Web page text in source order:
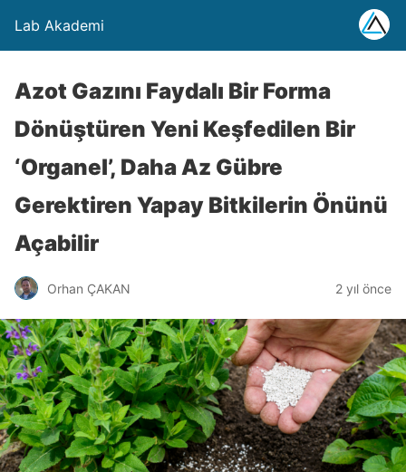
Lab Akademi
Azot Gazını Faydalı Bir Forma
Dönüştüren Yeni Keşfedilen Bir
‘Organel’, Daha Az Gübre
Gerektiren Yapay Bitkilerin Önünü
Açabilir
Orhan ÇAKAN 2 yıl önce